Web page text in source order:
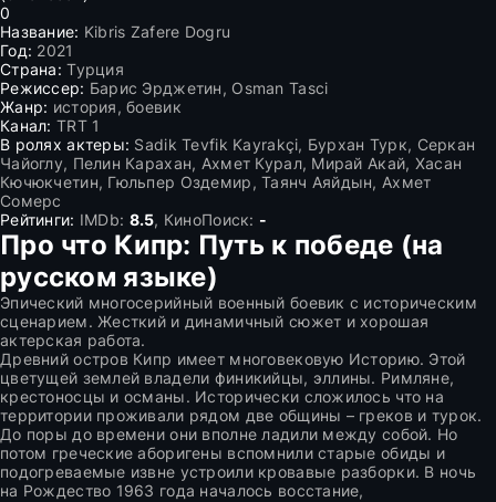
0
Название: Kibris Zafere Dogru
Год: 2021
Страна: Турция
Режиссер: Барис Эрджетин, Osman Tasci
Жанр: история, боевик
Канал: TRT 1
В ролях актеры: Sadik Tevfik Kayrakçi, Бурхан Турк, Серкан
Чайоглу, Пелин Карахан, Ахмет Курал, Мирай Акай, Хасан
Кючюкчетин, Гюльпер Оздемир, Таянч Аяйдын, Ахмет
Сомерс
Рейтинги: IMDb: 8.5, КиноПоиск: -
Про что Кипр: Путь к победе (на
русском языке)
Эпический многосерийный военный боевик с историческим
сценарием. Жесткий и динамичный сюжет и хорошая
актерская работа.
Древний остров Кипр имеет многовековую Историю. Этой
цветущей землей владели финикийцы, эллины. Римляне,
крестоносцы и османы. Исторически сложилось что на
территории проживали рядом две общины – греков и турок.
До поры до времени они вполне ладили между собой. Но
потом греческие аборигены вспомнили старые обиды и
подогреваемые извне устроили кровавые разборки. В ночь
на Рождество 1963 года началось восстание,